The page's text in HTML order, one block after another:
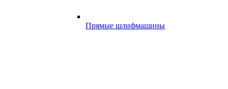
Прямые шлифмашины